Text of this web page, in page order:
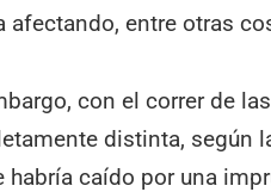
afectando, entre otras
con el correr de
distinta, según
habría caído por una